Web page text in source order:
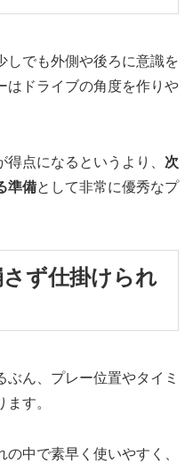
しでも外側や後ろに意識を
はドライブの角度を作りや
点になるというより、 次
準備として非常に優秀なプ
ず仕掛けられ
ん、プレー位置やタイミ
す。
中で素早く使いやすく、